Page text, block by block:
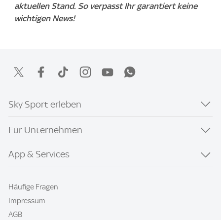
aktuellen Stand. So verpasst Ihr garantiert keine
wichtigen News!
Sky Sport erleben
Für Unternehmen
App & Services
Häufige Fragen
Impressum
AGB